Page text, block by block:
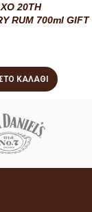
20TH
RUM 700ml GIFT
ΚΑΛΆΘΙ